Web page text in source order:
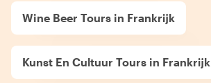
Wine Beer Tours in Frankrijk
Kunst En Cultuur Tours in Frankrijk